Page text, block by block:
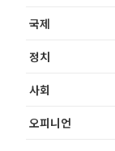
국제
정치
사회
오피니언